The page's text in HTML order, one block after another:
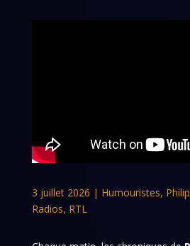
3 juillet 2026 | Humouristes,
Radios, RTL